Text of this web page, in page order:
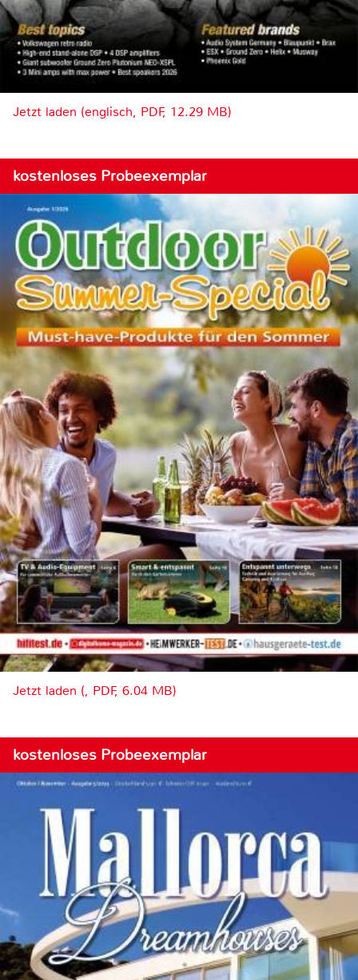
Jetzt laden (englisch, PDF, 12.29 MB)
kostenloses Probeexemplar
Jetzt laden (, PDF, 6.04 MB)
kostenloses Probeexemplar